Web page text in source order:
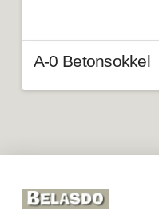
A-0 Betonsokkel